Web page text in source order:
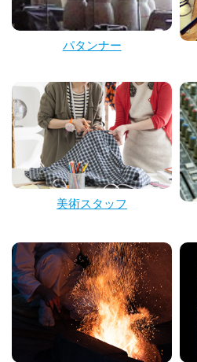
パタンナー
美術スタッフ